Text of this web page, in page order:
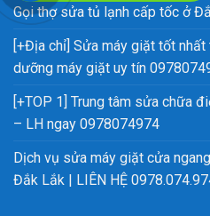
Gọi thợ sửa tủ lạnh cấp tốc ở
[+Địa chỉ] Sửa máy giặt tốt
dưỡng máy giặt uy tín
[+TOP 1] Trung tâm sửa chữa
– LH ngay 0978074974
Dịch vụ sửa máy giặt cửa
Đắk Lắk | LIÊN HỆ